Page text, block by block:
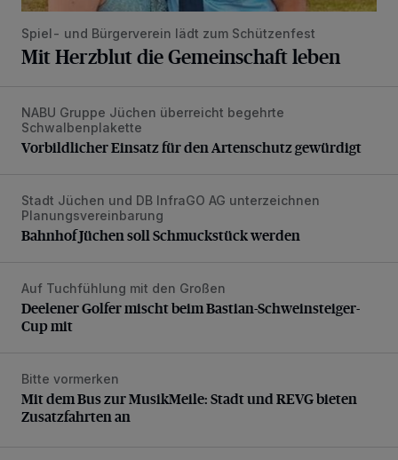
Spiel- und Bürgerverein lädt zum Schützenfest
Mit Herzblut die Gemeinschaft leben
Vorbildlicher Einsatz für den Artenschutz gewürdigt
NABU Gruppe Jüchen überreicht begehrte
Schwalbenplakette
Vorbildlicher Einsatz für den Artenschutz gewürdigt
Bahnhof Jüchen soll Schmuckstück werden
Stadt Jüchen und DB InfraGO AG unterzeichnen
Planungsvereinbarung
Bahnhof Jüchen soll Schmuckstück werden
Deelener Golfer mischt beim Bastian-Schweinsteiger-
Auf Tuchfühlung mit den Großen
Deelener Golfer mischt beim Bastian-Schweinsteiger-
Cup mit
Mit dem Bus zur MusikMeile: Stadt und REVG bieten
Bitte vormerken
Mit dem Bus zur MusikMeile: Stadt und REVG bieten
Zusatzfahrten an